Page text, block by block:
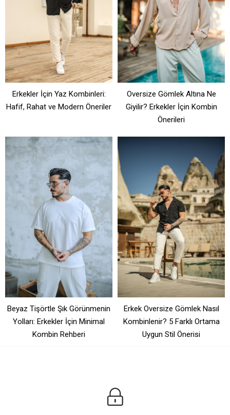
Erkekler İçin Yaz Kombinleri:
Hafif, Rahat ve Modern Öneriler
Oversize Gömlek Altına Ne
Giyilir? Erkekler İçin Kombin
Önerileri
Beyaz Tişörtle Şık Görünmenin
Yolları: Erkekler İçin Minimal
Kombin Rehberi
Erkek Oversize Gömlek Nasıl
Kombinlenir? 5 Farklı Ortama
Uygun Stil Önerisi